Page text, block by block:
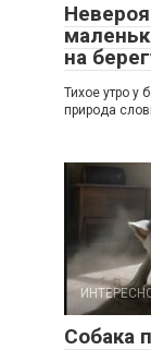
на
Тихое утро у
природа
Собака